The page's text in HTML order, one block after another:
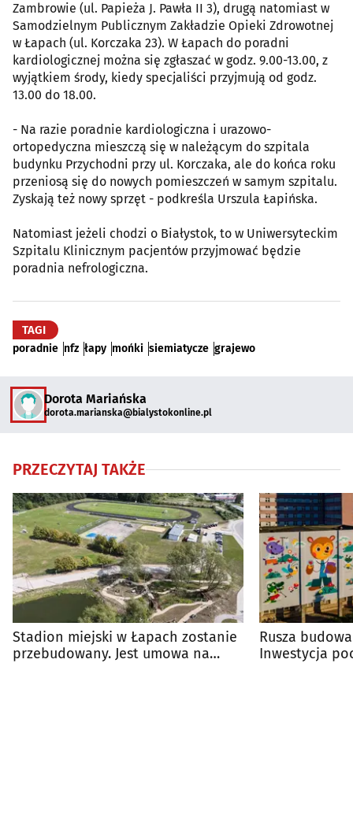
Zambrowie (ul. Papieża J. Pawła II 3), drugą natomiast w
Samodzielnym Publicznym Zakładzie Opieki Zdrowotnej
w Łapach (ul. Korczaka 23). W Łapach do poradni
kardiologicznej można się zgłaszać w godz. 9.00-13.00, z
wyjątkiem środy, kiedy specjaliści przyjmują od godz.
13.00 do 18.00.
- Na razie poradnie kardiologiczna i urazowo-
ortopedyczna mieszczą się w należącym do szpitala
budynku Przychodni przy ul. Korczaka, ale do końca roku
przeniosą się do nowych pomieszczeń w samym szpitalu.
Zyskają też nowy sprzęt - podkreśla Urszula Łapińska.
Natomiast jeżeli chodzi o Białystok, to w Uniwersyteckim
Szpitalu Klinicznym pacjentów przyjmować będzie
poradnia nefrologiczna.
TAGI
poradnie nfz łapy mońki siemiatycze grajewo
Dorota Mariańska
dorota.marianska@bialystokonline.pl
PRZECZYTAJ TAKŻE
Stadion miejski w Łapach zostanie
przebudowany. Jest umowa na
Rusza
Inwestycja